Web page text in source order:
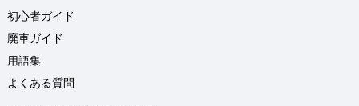
初心者ガイド
廃車ガイド
用語集
よくある質問